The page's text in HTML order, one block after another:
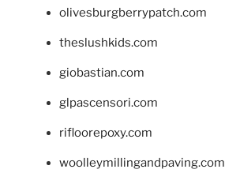
olivesburgberrypatch.com
theslushkids.com
giobastian.com
glpascensori.com
rifloorepoxy.com
woolleymillingandpaving.com